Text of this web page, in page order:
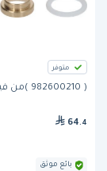
متوفر
( 982600210 )من فيكتوريا أردوينو
64 .4
بائع موثق